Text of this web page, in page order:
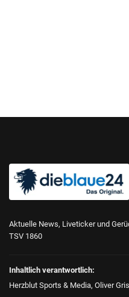
Aktuelle News, Liveticker und
TSV 1860
Inhaltlich verantwortlich:
Herzblut Sports & Media, Oliver